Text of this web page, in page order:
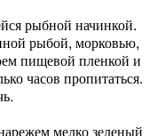
рыбной начинкой.
рыбой, морковью,
пищевой пленкой и
часов пропитаться.
мелко зеленый